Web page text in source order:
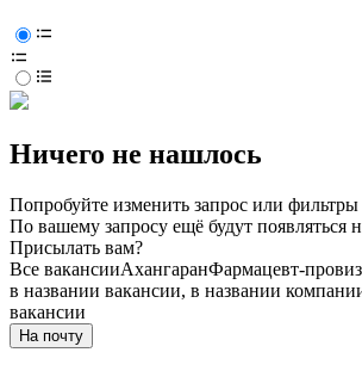
Ничего не нашлось
Попробуйте изменить запрос или фильтры
По вашему запросу ещё будут появляться
Присылать вам?
Все вакансииАхангаранФармацевт-
в названии вакансии, в названии
вакансии
На почту